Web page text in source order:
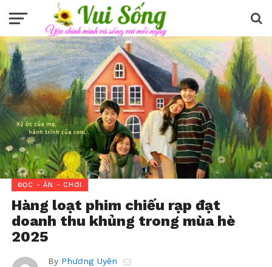
ĐỌC - ĂN - CHƠI
Hàng loạt phim chiếu rạp đạt
doanh thu khủng trong mùa hè
2025
By Phương Uyên